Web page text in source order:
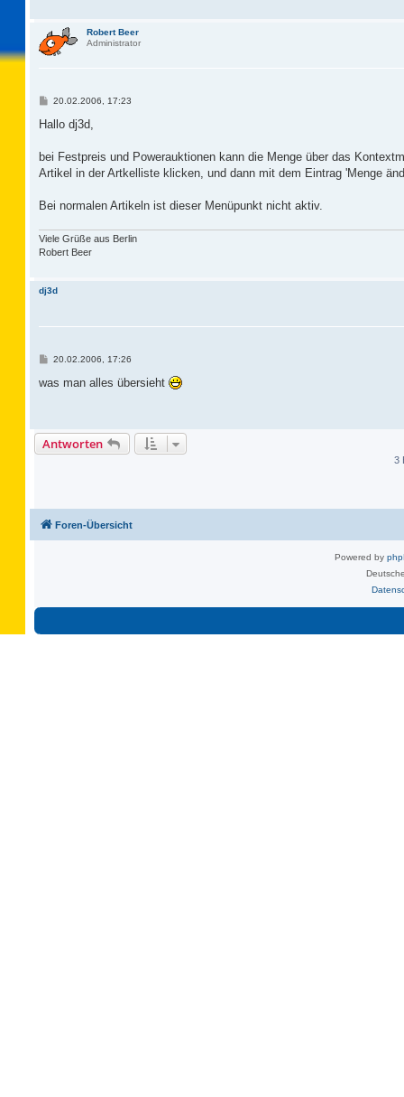
Robert Beer
Administrator
B
i
a
20.02.2006, 17:23
Hallo dj3d,
bei Festpreis und Powerauktionen kann die Menge über das
Artikel in der Artkelliste klicken, und dann mit dem Eintrag 'Menge
Bei normalen Artikeln ist dieser Menüpunkt nicht aktiv.
Viele Grüße aus Berlin
Robert Beer
dj3d
B
i
20.02.2006, 17:26
was man alles übersieht
Antworten
3
Foren-Übersicht
Powered by